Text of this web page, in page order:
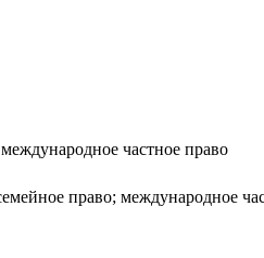
частное право
право; международное